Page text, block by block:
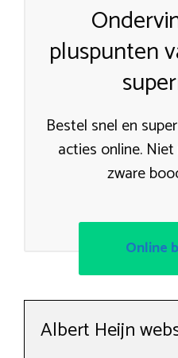
pluspunten
Bestel snel en
acties online.
zware
Online
Albert Heijn